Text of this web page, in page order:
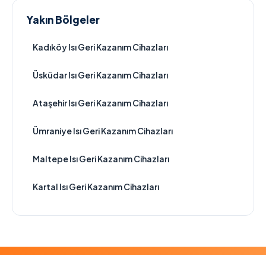
Yakın Bölgeler
Kadıköy Isı Geri Kazanım Cihazları
Üsküdar Isı Geri Kazanım Cihazları
Ataşehir Isı Geri Kazanım Cihazları
Ümraniye Isı Geri Kazanım Cihazları
Maltepe Isı Geri Kazanım Cihazları
Kartal Isı Geri Kazanım Cihazları